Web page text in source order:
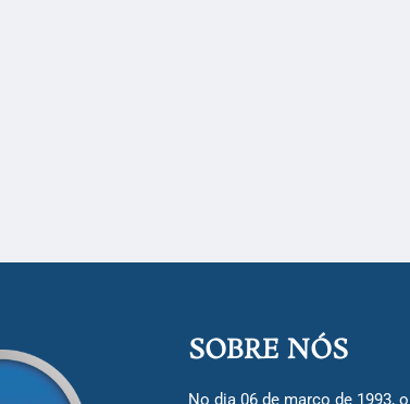
SOBRE NÓS
No dia 06 de março de 1993,